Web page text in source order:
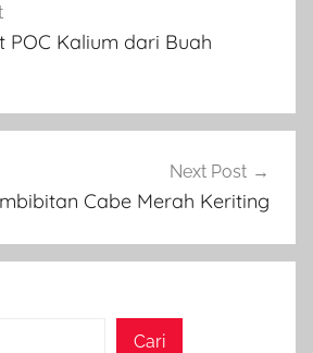
POC Kalium dari Buah
Next Post
Cabe Merah Keriting
Cari